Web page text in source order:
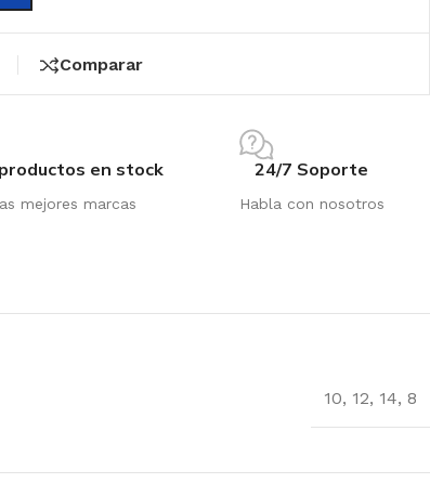
Comparar
en stock
mejores marcas
24/7 Soporte
Habla con nosotros
10, 12, 14, 8